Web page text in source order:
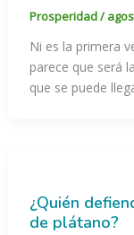
Prosperidad/
Ni es la primera
parece que será
que se puede
¿Quién
de plátano?